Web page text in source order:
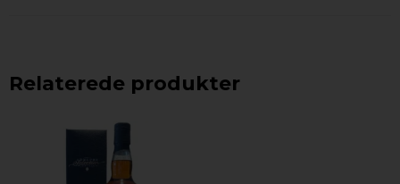
Relaterede produkter